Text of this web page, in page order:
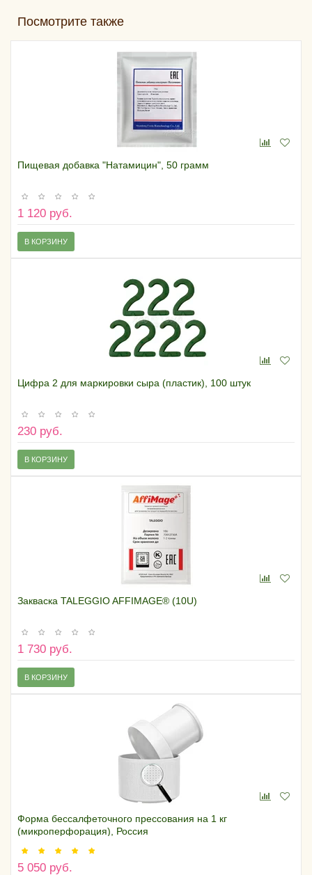
Посмотрите также
Пищевая добавка "Натамицин", 50 грамм
1 120 руб.
В КОРЗИНУ
Цифра 2 для маркировки сыра (пластик), 100 штук
230 руб.
В КОРЗИНУ
Закваска TALEGGIO AFFIMAGE® (10U)
1 730 руб.
В КОРЗИНУ
Форма бессалфеточного прессования на 1 кг
(микроперфорация), Россия
5 050 руб.